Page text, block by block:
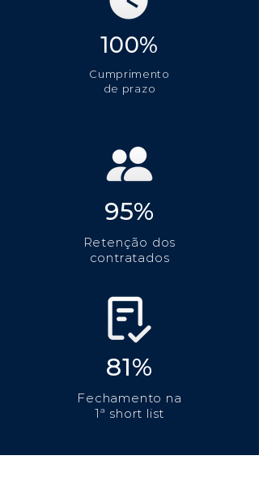
100%
Cumprimento
de prazo
95%
Retenção dos
contratados
81%
Fechamento na
1ª short list